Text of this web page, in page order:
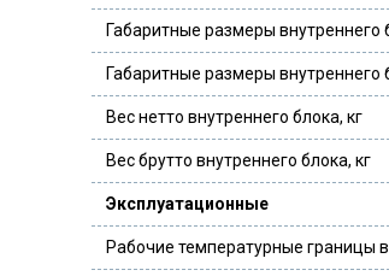
Габаритные размеры
Габаритные размеры
Вес нетто внутреннего блока, кг
Вес брутто внутреннего блока, кг
Эксплуатационные
Рабочие температурные границы